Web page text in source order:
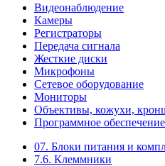
Видеонаблюдение
Камеры
Регистраторы
Передача сигнала
Жесткие диски
Микрофоны
Сетевое оборудование
Мониторы
Объективы, кожухи,
Программное обеспечение
07. Блоки питания и
7.6. Клеммники